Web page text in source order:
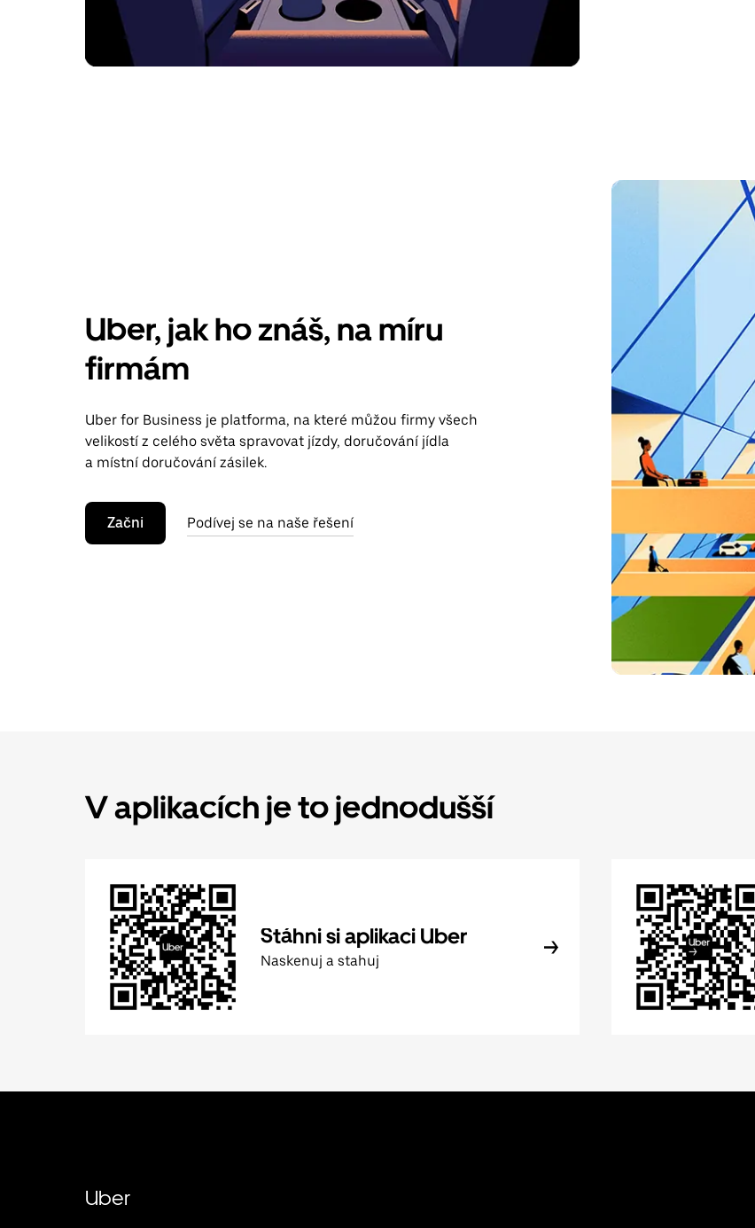
Uber, jak ho znáš, na míru
firmám
Uber for Business je platforma, na které můžou firmy všech
velikostí z celého světa spravovat jízdy, doručování jídla
a místní doručování zásilek.
Začni Podívej se na naše řešení
V aplikacích je to jednodušší
Stáhni si aplikaci Uber
Naskenuj a stahuj
Uber